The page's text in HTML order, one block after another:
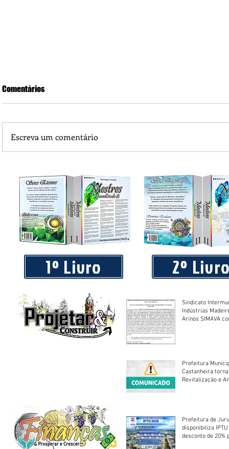
Bardana e suas propriedade Fitoenergéticas
Comentários
Escreva um comentário
1º Livro 2º
Sindicato
Indústrias
Arinos SIMAVA convoca à
Prefeitura
Castanheira
Revitalização e
Prefeitura de
disponibiliza
desconto de 20%